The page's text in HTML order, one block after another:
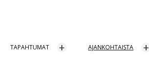
TAPAHTUMAT AJANKOHTAISTA